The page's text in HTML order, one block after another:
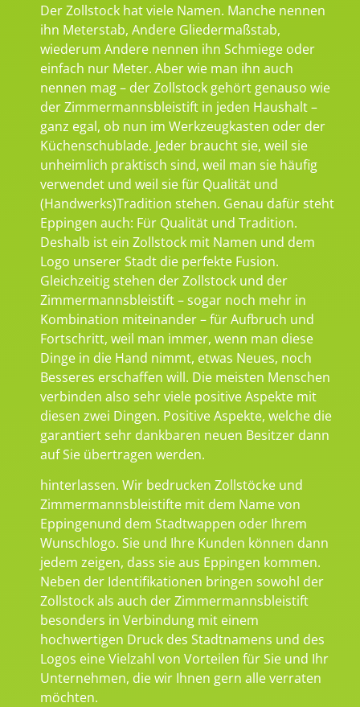
Der Zollstock hat viele Namen. Manche nennen
ihn Meterstab, Andere Gliedermaßstab,
wiederum Andere nennen ihn Schmiege oder
einfach nur Meter. Aber wie man ihn auch
nennen mag – der Zollstock gehört genauso wie
der Zimmermannsbleistift in jeden Haushalt –
ganz egal, ob nun im Werkzeugkasten oder der
Küchenschublade. Jeder braucht sie, weil sie
unheimlich praktisch sind, weil man sie häufig
verwendet und weil sie für Qualität und
(Handwerks)Tradition stehen. Genau dafür steht
Eppingen auch: Für Qualität und Tradition.
Deshalb ist ein Zollstock mit Namen und dem
Logo unserer Stadt die perfekte Fusion.
Gleichzeitig stehen der Zollstock und der
Zimmermannsbleistift – sogar noch mehr in
Kombination miteinander – für Aufbruch und
Fortschritt, weil man immer, wenn man diese
Dinge in die Hand nimmt, etwas Neues, noch
Besseres erschaffen will. Die meisten Menschen
verbinden also sehr viele positive Aspekte mit
diesen zwei Dingen. Positive Aspekte, welche die
garantiert sehr dankbaren neuen Besitzer dann
auf Sie übertragen werden.
hinterlassen. Wir bedrucken Zollstöcke und
Zimmermannsbleistifte mit dem Name von
Eppingenund dem Stadtwappen oder Ihrem
Wunschlogo. Sie und Ihre Kunden können dann
jedem zeigen, dass sie aus Eppingen kommen.
Neben der Identifikationen bringen sowohl der
Zollstock als auch der Zimmermannsbleistift
besonders in Verbindung mit einem
hochwertigen Druck des Stadtnamens und des
Logos eine Vielzahl von Vorteilen für Sie und Ihr
Unternehmen, die wir Ihnen gern alle verraten
möchten.